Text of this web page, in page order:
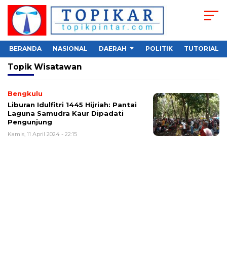
BERANDA NASIONAL DAERAH POLITIK TUTORIAL
Topik Wisatawan
Bengkulu
Liburan Idulfitri 1445 Hijriah: Pantai
Laguna Samudra Kaur Dipadati
Pengunjung
Kamis, 11 April 2024 - 22:15